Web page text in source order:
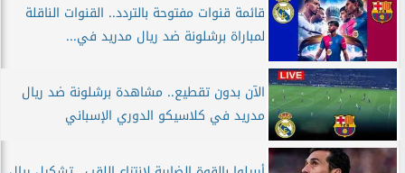
قائمة قنوات مفتوحة بالتردد.. القنوات الناقلة
لمباراة برشلونة ضد ريال مدريد في...
الآن بدون تقطيع.. مشاهدة برشلونة ضد ريال
مدريد في كلاسيكو الدوري الإسباني